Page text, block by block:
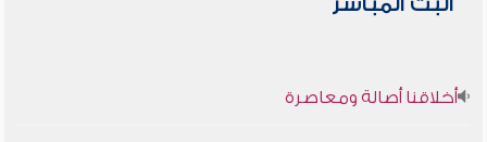
أخلاقنا أصالة ومعاصرة